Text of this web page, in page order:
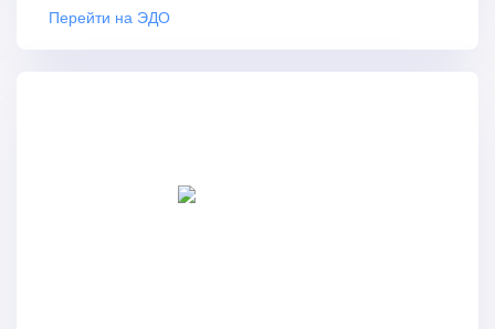
Перейти на ЭДО